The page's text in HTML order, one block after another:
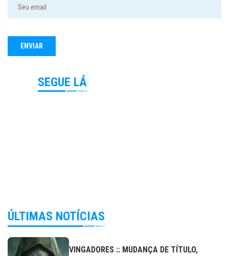
SEGUE LÁ
ÚLTIMAS NOTÍCIAS
VINGADORES :: MUDANÇA DE TÍTULO,